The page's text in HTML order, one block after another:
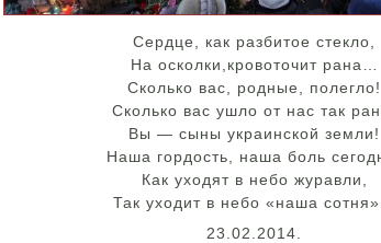
Сердце, как разбитое стекло,
На осколки,кровоточит рана…
Сколько вас, родные, полегло!
Сколько вас ушло от нас так
Вы — сыны украинской земли!
Наша гордость, наша боль
Как уходят в небо журавли,
Так уходит в небо «наша
23.02.2014.